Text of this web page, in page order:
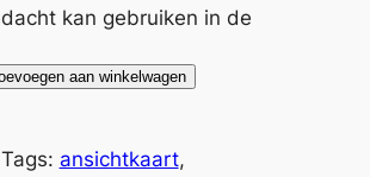
kan gebruiken in de
aan winkelwagen
Tags: ansichtkaart